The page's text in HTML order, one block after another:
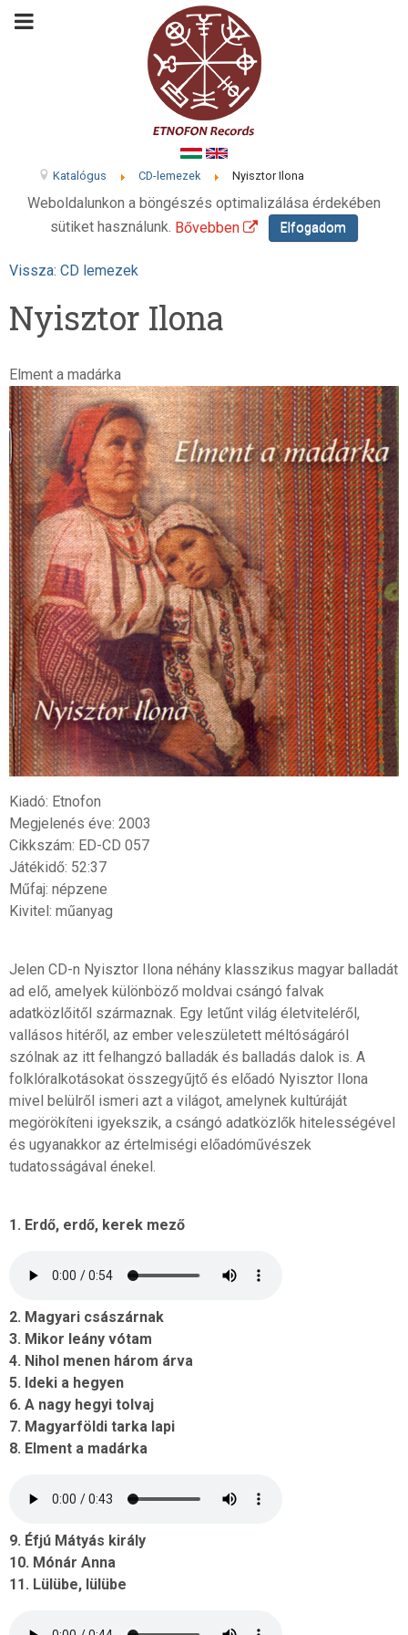
Katalógus CD-lemezek Nyisztor Ilona
Weboldalunkon a böngészés optimalizálása érdekében
sütiket használunk. Bővebben Elfogadom
Vissza: CD lemezek
Nyisztor Ilona
Elment a madárka
Kiadó: Etnofon
Megjelenés éve: 2003
Cikkszám: ED-CD 057
Játékidő: 52:37
Műfaj: népzene
Kivitel: műanyag
Jelen CD-n Nyisztor Ilona néhány klasszikus magyar balladát
ad elő, amelyek különböző moldvai csángó falvak
adatközlőitől származnak. Egy letűnt világ életviteléről,
vallásos hitéről, az ember veleszületett méltóságáról
szólnak az itt felhangzó balladák és balladás dalok is. A
folklóralkotásokat összegyűjtő és előadó Nyisztor Ilona
mivel belülről ismeri azt a világot, amelynek kultúráját
megörökíteni igyekszik, a csángó adatközlők hitelességével
és ugyanakkor az értelmiségi előadóművészek
tudatosságával énekel.
1. Erdő, erdő, kerek mező
2. Magyari császárnak
3. Mikor leány vótam
4. Nihol menen három árva
5. Ideki a hegyen
6. A nagy hegyi tolvaj
7. Magyarföldi tarka lapi
8. Elment a madárka
9. Éfjú Mátyás király
10. Mónár Anna
11. Lülübe, lülübe